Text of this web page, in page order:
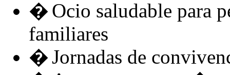
�Ocio saludable para
familiares
�Jornadas de